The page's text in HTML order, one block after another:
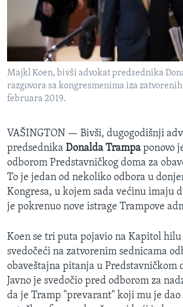
SPORT
INTERVJU
Majkl Koen, bivši advokat predsednika
razgovora sa kongresmenima iza
februara 2019.
VAŠINGTON — Bivši, dugogodišnji
predsednika Donalda Trampa ponovo
odborom Predstavničkog doma za
To je jedan od nekoliko odbora u
Kongresa, u kojem sada većinu imaju
je pokrenuo nove istrage Trampove
Koen se tri puta pojavio na Kapitol
svedočeći na zatvorenim sednicama
obaveštajna pitanja u Predstavničkom
Javno je svedočio pred odborom za
da je Tramp "prevarant" koji mu je dao